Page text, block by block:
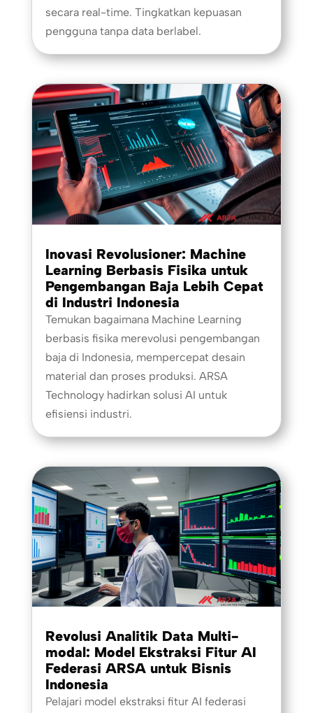
secara real-time. Tingkatkan kepuasan
pengguna tanpa data berlabel.
Inovasi Revolusioner: Machine
Learning Berbasis Fisika untuk
Pengembangan Baja Lebih Cepat
di Industri Indonesia
Temukan bagaimana Machine Learning
berbasis fisika merevolusi pengembangan
baja di Indonesia, mempercepat desain
material dan proses produksi. ARSA
Technology hadirkan solusi AI untuk
efisiensi industri.
Revolusi Analitik Data Multi-
modal: Model Ekstraksi Fitur AI
Federasi ARSA untuk Bisnis
Indonesia
Pelajari model ekstraksi fitur AI federasi